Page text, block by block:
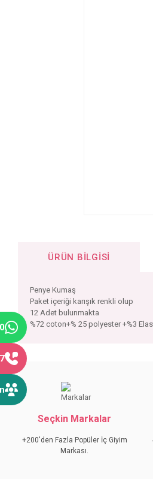
ÜRÜN BILGISI
Penye Kumaş
Paket içeriği karışık renkli olup
12 Adet bulunmakta
%72 coton+% 25 polyester +%3
Ürün resmi kalitesiz, bozuk
Ürün açıklamasında eksik
Ürün bilgilerinde hatalar
Ürün fiyatı diğer sitelerden
Seçkin Markalar
+200'den Fazla Popüler İç Giyim
Markası.